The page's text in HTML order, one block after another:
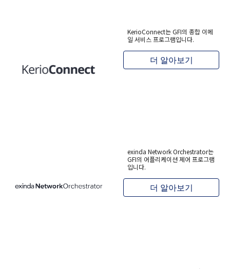
KerioConnect는 GFI의 종합 이메
일 서비스 프로그램입니다.
더 알아보기
exinda Network Orchestrator는
GFI의 어플리케이션 제어 프로그램
입니다.
더 알아보기